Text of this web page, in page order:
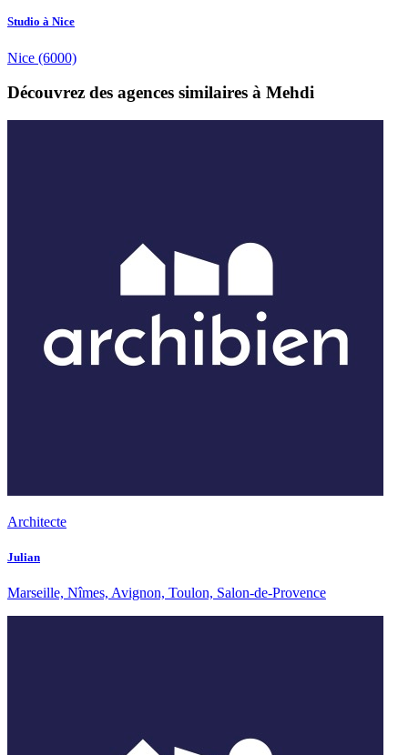
Studio à Nice
Nice (6000)
Découvrez des agences similaires à Mehdi
Architecte
Julian
Marseille, Nîmes, Avignon, Toulon, Salon-de-Provence